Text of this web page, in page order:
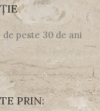
peste 30 de ani
PRIN: